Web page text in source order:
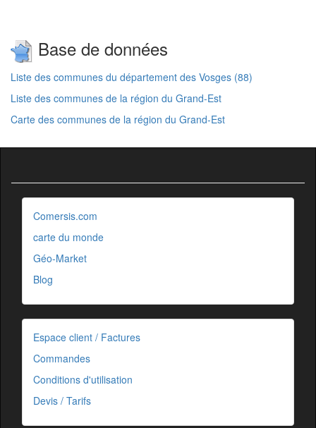
Base de données
Liste des communes du département des Vosges (88)
Liste des communes de la région du Grand-Est
Carte des communes de la région du Grand-Est
Comersis.com
carte du monde
Géo-Market
Blog
Espace client / Factures
Commandes
Conditions d'utilisation
Devis / Tarifs